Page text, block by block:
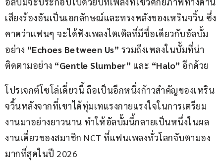
เสียงร้องอันเป็นเอกลักษณ์และทรงพลังของเหรินจวิ้น ซึ่ง
คาดว่าแฟนๆ จะได้ฟังเพลงไตเติลที่มีชื่อเดียวกับอัลบั้ม
อย่าง “Echoes Between Us” รวมถึงเพลงในบั้มที่น่า
ติดตามอย่าง “Gentle Slumber” และ “Halo” อีกด้วย
โปรเจกต์โซโล่เดี่ยวนี้ ถือเป็นอีกหนึ่งก้าวสำคัญของเหริน
จวิ้นหลังจากที่เขาได้ทุ่มเทแรงกายแรงใจในการเตรียม
งานมาอย่างยาวนาน ทำให้อัลบั้มนี้กลายเป็นหนึ่งในผล
งานเดี่ยวของสมาชิก NCT ที่แฟนเพลงทั่วโลกจับตามอง
มากที่สุดในปี 2026